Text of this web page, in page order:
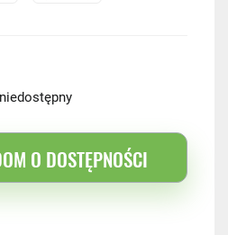
O DOSTĘPNOŚCI